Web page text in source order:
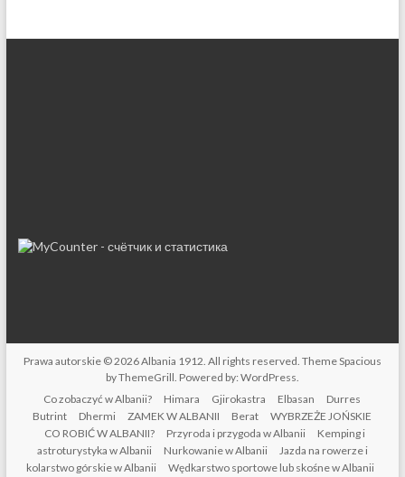
Prawa autorskie © 2026Albania 1912. All rights reserved. ThemeSpacious
by ThemeGrill. Powered by: WordPress.
Co zobaczyć w Albanii?
Himara Gjirokastra Elbasan
Durres
Butrint
Dhermi ZAMEK W ALBANII Berat
WYBRZEŻE JOŃSKIE
CO ROBIĆ W ALBANII?
Przyroda i przygoda w Albanii
Kemping i
astroturystyka w Albanii
Nurkowanie w Albanii
Jazda na rowerze i
kolarstwo górskie w Albanii
Wędkarstwo sportowe lub skośne w Albanii